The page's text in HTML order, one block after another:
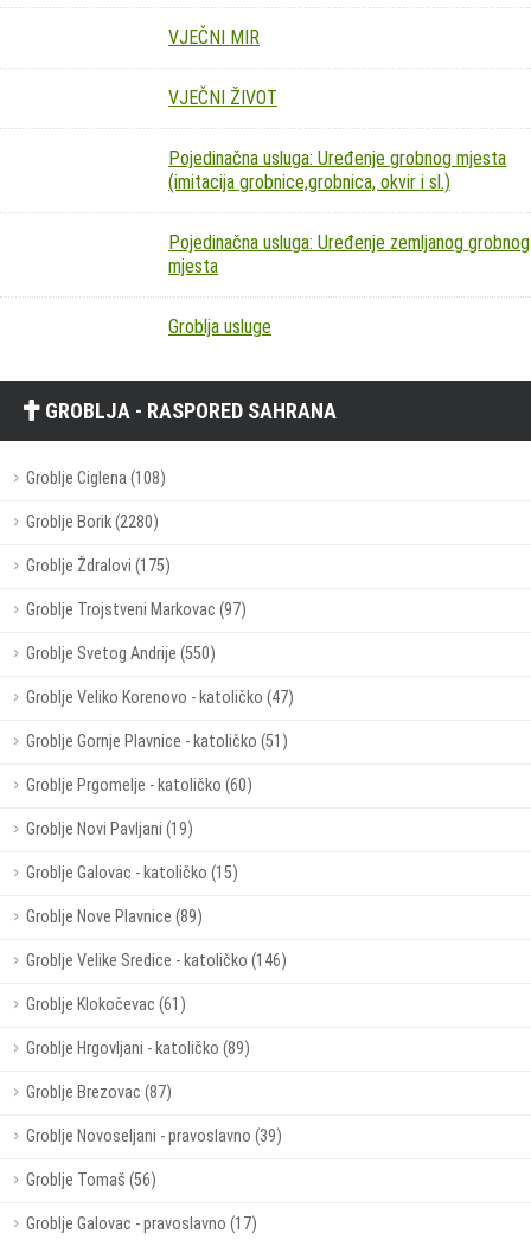
VJEČNI MIR
VJEČNI ŽIVOT
Pojedinačna usluga: Uređenje grobnog mjesta
(imitacija grobnice,grobnica, okvir i sl.)
Pojedinačna usluga: Uređenje zemljanog grobnog
mjesta
Groblja usluge
GROBLJA - RASPORED SAHRANA
Groblje Ciglena (108)
Groblje Borik (2280)
Groblje Ždralovi (175)
Groblje Trojstveni Markovac (97)
Groblje Svetog Andrije (550)
Groblje Veliko Korenovo - katoličko (47)
Groblje Gornje Plavnice - katoličko (51)
Groblje Prgomelje - katoličko (60)
Groblje Novi Pavljani (19)
Groblje Galovac - katoličko (15)
Groblje Nove Plavnice (89)
Groblje Velike Sredice - katoličko (146)
Groblje Klokočevac (61)
Groblje Hrgovljani - katoličko (89)
Groblje Brezovac (87)
Groblje Novoseljani - pravoslavno (39)
Groblje Tomaš (56)
Groblje Galovac - pravoslavno (17)